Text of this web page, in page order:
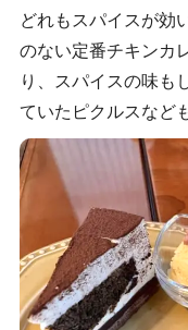
どれもスパイスが効
のない定番チキンカ
り、スパイスの味も
ていたピクルスなど